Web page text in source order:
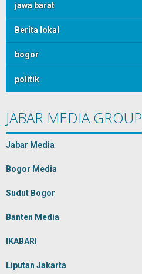
jawa barat
Berita lokal
bogor
politik
JABAR MEDIA GROUP
Jabar Media
Bogor Media
Sudut Bogor
Banten Media
IKABARI
Liputan Jakarta